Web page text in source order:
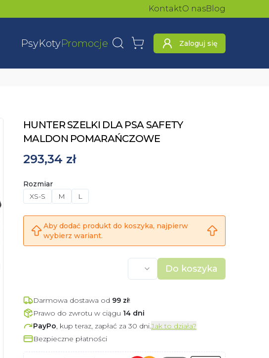
KontaktO nasBlog
PsyKotyPromocje WyszukajKoszyk Zaloguj się
slajd
HUNTER SZELKI DLA PSA SAFETY
MALDON POMARAŃCZOWE
293,34 zł
Rozmiar
XS-S
M L
Aby dodać produkt do koszyka, najpierw
wybierz wariant.
Do koszyka
Darmowa dostawa od 99 zł!
Prawo do zwrotu w ciągu 14 dni
PayPo, kup teraz, zapłać za 30 dni.Jak to działa?
Bezpieczne płatności